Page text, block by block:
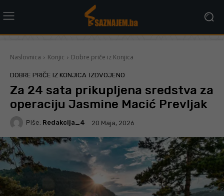
Naslovnica Konjic Dobre priče iz Konjica
DOBRE PRIČE IZ KONJICA IZDVOJENO
Za 24 sata prikupljena sredstva za
operaciju Jasmine Macić Prevljak
Piše: Redakcija_4 20 Maja, 2026